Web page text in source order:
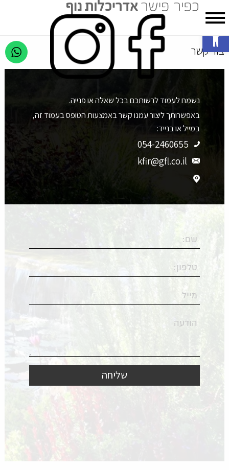
פתח סרגל נגישות
צור קשר
נשמח לעמוד לרשותכם בכל שאלה או פנייה.
באפשרותך ליצור עמנו קשר באמצעות הטופס בעמוד זה,
במייל או בנייד:
054-2460655
kfir@gfl.co.il